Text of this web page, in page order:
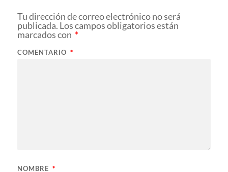
Tu dirección de correo electrónico no será
publicada. Los campos obligatorios están
marcados con *
COMENTARIO *
NOMBRE *